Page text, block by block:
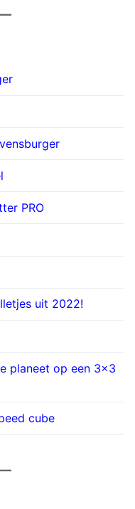
PRO
uit 2022!
planeet op een 3×3
cube